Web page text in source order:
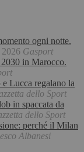
ogni notte.
2026 Gasport
in Marocco.
Lucca regalano la
dello Sport
in spaccata da
dello Sport
perché il Milan
Albanesi